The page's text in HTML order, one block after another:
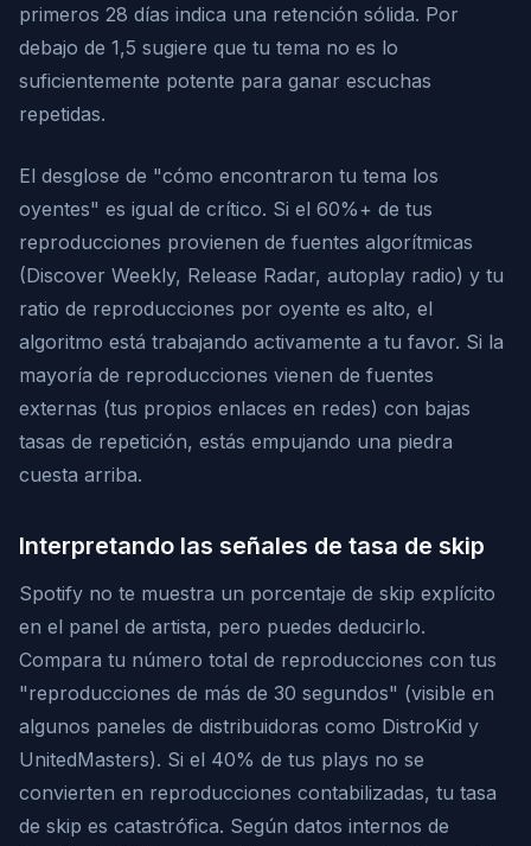
primeros 28 días indica una retención sólida. Por
debajo de 1,5 sugiere que tu tema no es lo
suficientemente potente para ganar escuchas
repetidas.
El desglose de "cómo encontraron tu tema los
oyentes" es igual de crítico. Si el 60%+ de tus
reproducciones provienen de fuentes algorítmicas
(Discover Weekly, Release Radar, autoplay radio) y tu
ratio de reproducciones por oyente es alto, el
algoritmo está trabajando activamente a tu favor. Si la
mayoría de reproducciones vienen de fuentes
externas (tus propios enlaces en redes) con bajas
tasas de repetición, estás empujando una piedra
cuesta arriba.
Interpretando las señales de tasa de skip
Spotify no te muestra un porcentaje de skip explícito
en el panel de artista, pero puedes deducirlo.
Compara tu número total de reproducciones con tus
"reproducciones de más de 30 segundos" (visible en
algunos paneles de distribuidoras como DistroKid y
UnitedMasters). Si el 40% de tus plays no se
convierten en reproducciones contabilizadas, tu tasa
de skip es catastrófica. Según datos internos de